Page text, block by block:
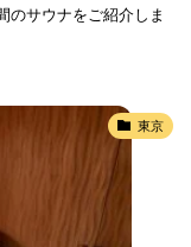
のサウナをご紹介しま
東京